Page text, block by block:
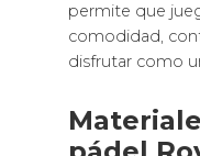
permite que
comodidad,
disfrutar como